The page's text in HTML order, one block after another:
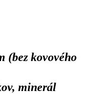
(bez kovového
minerál